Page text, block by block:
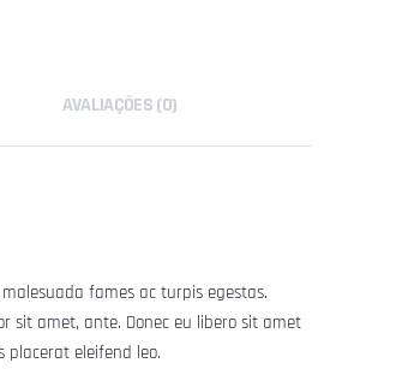
AVALIAÇÕES (0)
fames ac turpis egestas.
sit amet, ante. Donec eu libero sit amet
placerat eleifend leo.